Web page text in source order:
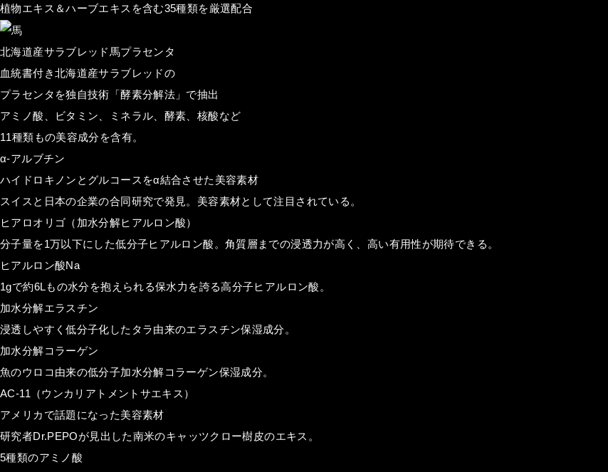
植物エキス＆ハーブエキスを含む35種類を厳選配合
北海道産サラブレッド馬プラセンタ
血統書付き北海道産サラブレッドの
プラセンタを独自技術「酵素分解法」で抽出
アミノ酸、ビタミン、ミネラル、酵素、核酸など
11種類もの美容成分を含有。
α-アルブチン
ハイドロキノンとグルコースをα結合させた美容素材
スイスと日本の企業の合同研究で発見。美容素材として注目されている。
ヒアロオリゴ（加水分解ヒアルロン酸）
分子量を1万以下にした低分子ヒアルロン酸。角質層までの浸透力が高く、高い有用性が期待できる。
ヒアルロン酸Na
1gで約6Lもの水分を抱えられる保水力を誇る高分子ヒアルロン酸。
加水分解エラスチン
浸透しやすく低分子化したタラ由来のエラスチン保湿成分。
加水分解コラーゲン
魚のウロコ由来の低分子加水分解コラーゲン保湿成分。
AC-11（ウンカリアトメントサエキス）
アメリカで話題になった美容素材
研究者Dr.PEPOが見出した南米のキャッツクロー樹皮のエキス。
5種類のアミノ酸